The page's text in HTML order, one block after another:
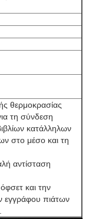
θερμοκρασίας
τη σύνδεση
κατάλληλων
στο μέσο και τη
αντίσταση
και την
εγγράφου πιάτων